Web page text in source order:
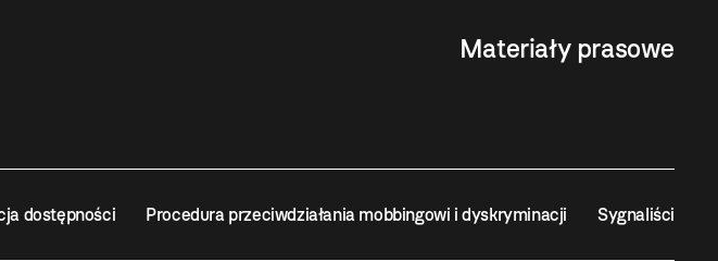
Materiały prasowe
dostępności Procedura przeciwdziałania mobbingowi i dyskryminacji Sygnaliści